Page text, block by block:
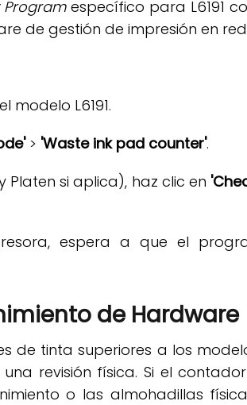
específico para L6191
de gestión de impresión en
modelo L6191.
> 'Waste ink pad counter'.
Platen si aplica), haz clic en
espera a que el
de Hardware
de tinta superiores a los
revisión física. Si el
o las almohadillas